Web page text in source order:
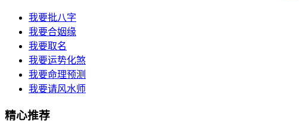
我要批八字
我要合姻缘
我要取名
我要运势化煞
我要命理预测
我要请风水师
精心推荐